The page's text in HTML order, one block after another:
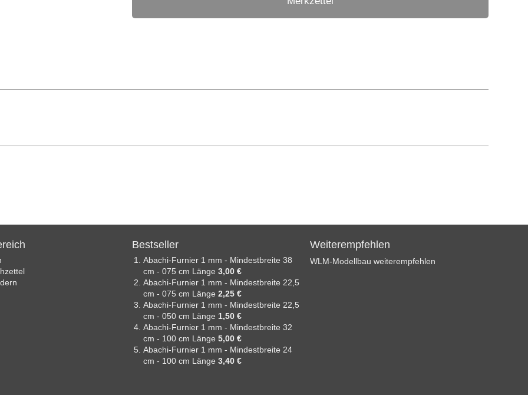
Bestseller
Abachi-Furnier 1 mm - Mindestbreite 38
cm - 075 cm Länge 3,00 €
Abachi-Furnier 1 mm - Mindestbreite 22,5
cm - 075 cm Länge 2,25 €
Abachi-Furnier 1 mm - Mindestbreite 22,5
cm - 050 cm Länge 1,50 €
Abachi-Furnier 1 mm - Mindestbreite 32
cm - 100 cm Länge 5,00 €
Abachi-Furnier 1 mm - Mindestbreite 24
cm - 100 cm Länge 3,40 €
Weiterempfehlen
WLM-Modellbau weiterempfehlen